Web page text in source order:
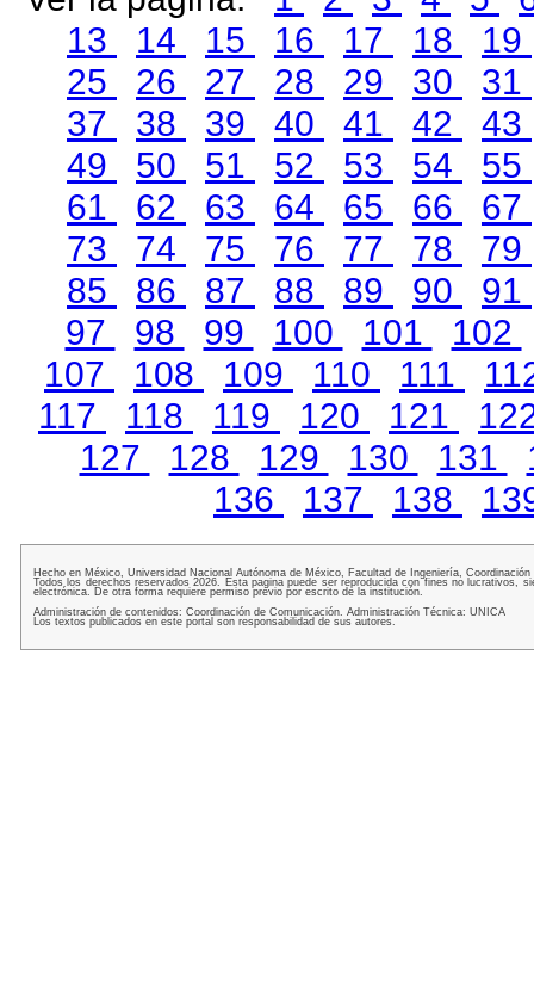
13
14 15 16 17 18
19
25
26 27 28 29 30
31
37
38 39 40 41 42
43
49
50 51 52 53 54
55
61
62 63 64 65 66
67
73
74 75 76 77 78
79
85
86 87 88 89 90
91
97
98 99 100 101
102
107
108 109 110 111
117
118 119 120 121
127
128 129 130 131
136
137 138
Hecho en México, Universidad Nacional Autónoma de México, Facultad de Ingeniería,
Todos los derechos reservados 2026. Esta pagina puede ser reproducida con fines no lucrativos,
electrónica. De otra forma requiere permiso previo por escrito de la institución.
Administración de contenidos: Coordinación de Comunicación. Administración Técnica: UNICA
Los textos publicados en este portal son responsabilidad de sus autores.